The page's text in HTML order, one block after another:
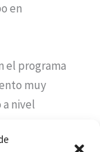
en
el programa
muy
nivel
presenta
93,4% en el